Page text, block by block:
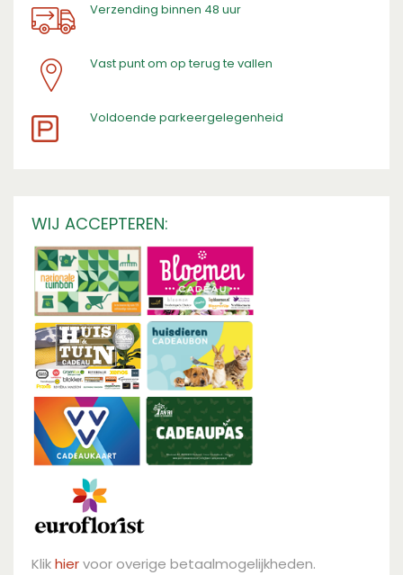
Verzending binnen 48 uur
Vast punt om op terug te vallen
​Voldoende parkeergelegenheid
WIJ ACCEPTEREN:
Klikhiervoor overige betaalmogelijkheden.